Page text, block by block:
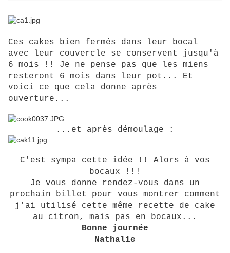
Ces cakes bien fermés dans leur bocal
avec leur couvercle se conservent jusqu'à
6 mois !! Je ne pense pas que les miens
resteront 6 mois dans leur pot... Et
voici ce que cela donne après
ouverture...
...et après démoulage :
C'est sympa cette idée !! Alors à vos
bocaux !!!
Je vous donne rendez-vous dans un
prochain billet pour vous montrer comment
j'ai utilisé cette même recette de cake
au citron, mais pas en bocaux...
Bonne journée
Nathalie